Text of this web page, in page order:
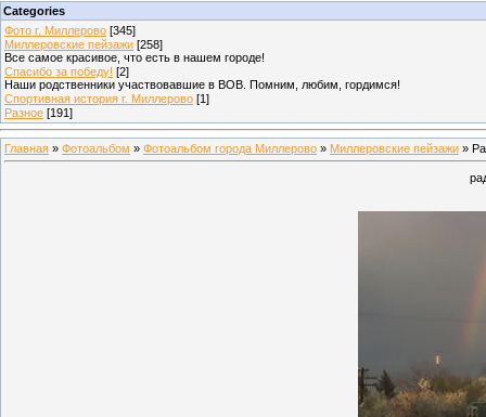
Categories
Фото г. Миллерово [345]
Миллеровские пейзажи [258]
Все самое красивое, что есть в нашем городе!
Спасибо за победу! [2]
Наши родственники участвовавшие в ВОВ. Помним, любим, гордимся!
Спортивная история г. Миллерово [1]
Разное [191]
Главная » Фотоальбом » Фотоальбом города Миллерово » Миллеровские пейзажи »